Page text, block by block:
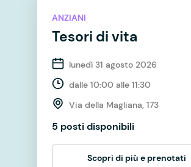
ANZIANI
Tesori di vita
lunedì 31 agosto 2026
dalle 10:00 alle 11:30
Via della Magliana, 173
5 posti disponibili
Scopri di più e prenotati